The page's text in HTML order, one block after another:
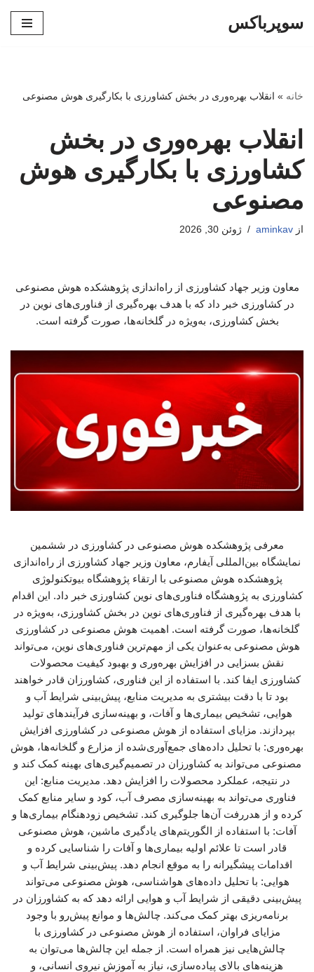
سوپرباکس
خانه » انقلاب بهره‌وری در بخش کشاورزی با بکارگیری هوش مصنوعی
انقلاب بهره‌وری در بخش
کشاورزی با بکارگیری هوش
مصنوعی
از aminkav ژوئن 30, 2026
معاون وزیر جهاد کشاورزی از راه‌اندازی پژوهشکده هوش مصنوعی
در کشاورزی خبر داد که با هدف بهره‌گیری از فناوری‌های نوین در
بخش کشاورزی، به‌ویژه در گلخانه‌ها، صورت گرفته است.
معرفی پژوهشکده هوش مصنوعی در کشاورزی در ششمین
نمایشگاه بین‌المللی آیفارم، معاون وزیر جهاد کشاورزی از راه‌اندازی
پژوهشکده هوش مصنوعی با ارتقاء پژوهشگاه بیوتکنولوژی
کشاورزی به پژوهشگاه فناوری‌های نوین کشاورزی خبر داد. این اقدام
با هدف بهره‌گیری از فناوری‌های نوین در بخش کشاورزی، به‌ویژه در
گلخانه‌ها، صورت گرفته است. اهمیت هوش مصنوعی در کشاورزی
هوش مصنوعی به‌عنوان یکی از مهم‌ترین فناوری‌های نوین، می‌تواند
نقش بسزایی در افزایش بهره‌وری و بهبود کیفیت محصولات
کشاورزی ایفا کند. با استفاده از این فناوری، کشاورزان قادر خواهند
بود تا با دقت بیشتری به مدیریت منابع، پیش‌بینی شرایط آب و
هوایی، تشخیص بیماری‌ها و آفات، و بهینه‌سازی فرآیندهای تولید
بپردازند. مزایای استفاده از هوش مصنوعی در کشاورزی افزایش
بهره‌وری: با تحلیل داده‌های جمع‌آوری‌شده از مزارع و گلخانه‌ها، هوش
مصنوعی می‌تواند به کشاورزان در تصمیم‌گیری‌های بهینه کمک کند و
در نتیجه، عملکرد محصولات را افزایش دهد. مدیریت منابع: این
فناوری می‌تواند به بهینه‌سازی مصرف آب، کود و سایر منابع کمک
کرده و از هدررفت آن‌ها جلوگیری کند. تشخیص زودهنگام بیماری‌ها و
آفات: با استفاده از الگوریتم‌های یادگیری ماشین، هوش مصنوعی
قادر است تا علائم اولیه بیماری‌ها و آفات را شناسایی کرده و
اقدامات پیشگیرانه را به موقع انجام دهد. پیش‌بینی شرایط آب و
هوایی: با تحلیل داده‌های هواشناسی، هوش مصنوعی می‌تواند
پیش‌بینی دقیقی از شرایط آب و هوایی ارائه دهد که به کشاورزان در
برنامه‌ریزی بهتر کمک می‌کند. چالش‌ها و موانع پیش‌رو با وجود
مزایای فراوان، استفاده از هوش مصنوعی در کشاورزی با
چالش‌هایی نیز همراه است. از جمله این چالش‌ها می‌توان به
هزینه‌های بالای پیاده‌سازی، نیاز به آموزش نیروی انسانی، و